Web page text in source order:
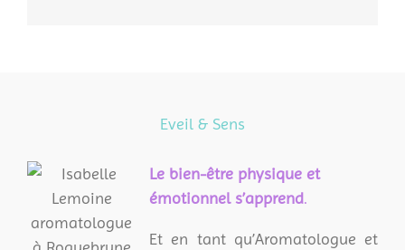
Eveil & Sens
Le bien-être physique et
émotionnel s’apprend.
Et en tant qu’Aromatologue et